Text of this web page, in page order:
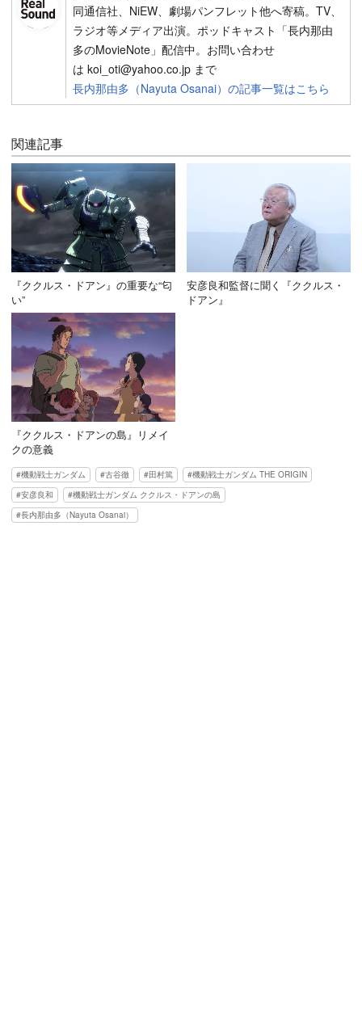
同通信社、NiEW、劇場パンフレット他へ寄稿。TV、
ラジオ等メディア出演。ポッドキャスト「長内那由
多のMovieNote」配信中。お問い合わせ
は koi_oti@yahoo.co.jp まで
長内那由多（Nayuta Osanai）の記事一覧はこちら
関連記事
『ククルス・ドアン』の重要な“匂
い”
安彦良和監督に聞く『ククルス・
ドアン』
『ククルス・ドアンの島』リメイ
クの意義
機動戦士ガンダム 古谷徹 田村篤
機動戦士ガンダム THE ORIGIN
安彦良和
機動戦士ガンダム ククルス・ドアンの島
長内那由多（Nayuta Osanai）